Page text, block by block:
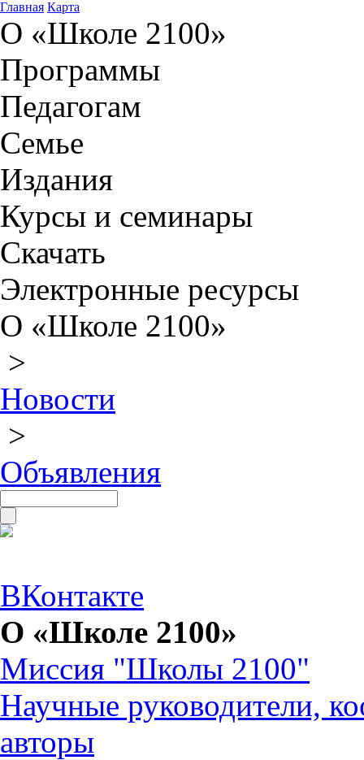
Главная Карта
О «Школе 2100»
Программы
Педагогам
Семье
Издания
Курсы и семинары
Скачать
Электронные ресурсы
О «Школе 2100»
>
Новости
>
Объявления
ВКонтакте
О «Школе 2100»
Миссия "Школы 2100"
Научные руководители,
авторы